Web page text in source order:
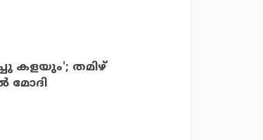
കളയും'; തമിഴ്
മോദി